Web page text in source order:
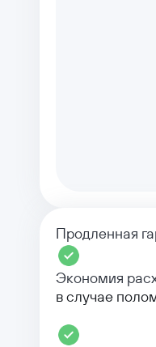
Продленная
Экономия
в случае